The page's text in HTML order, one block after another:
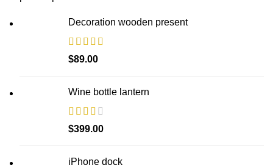
Decoration wooden present
$89.00
Wine bottle lantern
$399.00
iPhone dock